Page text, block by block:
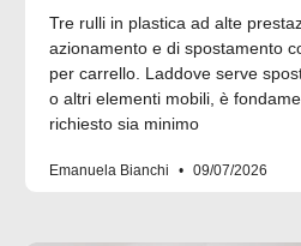
Tre rulli in plastica ad alte
azionamento e di spostamento
per carrello. Laddove serve
o altri elementi mobili, è
richiesto sia minimo
Emanuela Bianchi 09/07/2026